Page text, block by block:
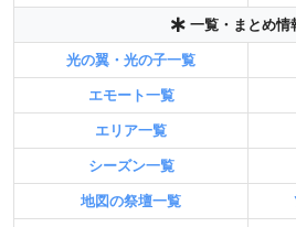
一覧・まとめ情
光の翼・光の子一覧
エモート一覧
エリア一覧
シーズン一覧
地図の祭壇一覧